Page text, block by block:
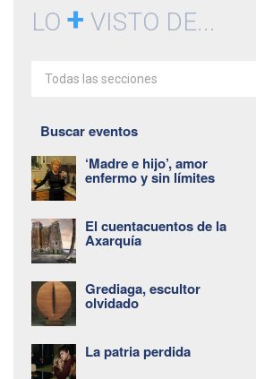
LO + VISTO DE...
Todas las secciones
Buscar eventos
‘Madre e hijo’, amor
enfermo y sin límites
El cuentacuentos de la
Axarquía
Grediaga, escultor
olvidado
La patria perdida